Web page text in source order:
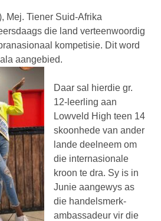
Mej. Tiener Suid-Afrika
die land verteenwoordig
kompetisie. Dit word
aangebied.
Daar sal hierdie gr.
12-leerling aan
Lowveld High teen 14
skoonhede van ander
lande deelneem om
die internasionale
kroon te dra. Sy is in
Junie aangewys as
die handelsmerk-
ambassadeur vir die